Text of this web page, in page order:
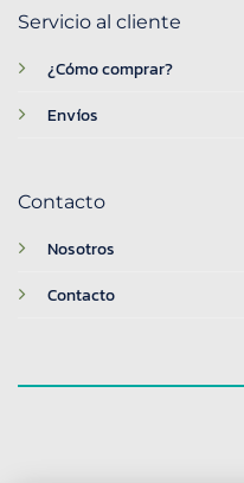
Servicio al cliente
¿Cómo comprar?
Envíos
Contacto
Nosotros
Contacto